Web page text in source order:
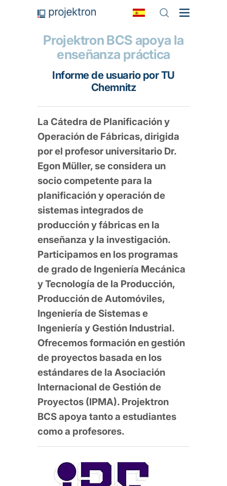
Projektron BCS apoya la
enseñanza práctica
Informe de usuario por TU
Chemnitz
La Cátedra de Planificación y
Operación de Fábricas, dirigida
por el profesor universitario Dr.
Egon Müller, se considera un
socio competente para la
planificación y operación de
sistemas integrados de
producción y fábricas en la
enseñanza y la investigación.
Participamos en los programas
de grado de Ingeniería Mecánica
y Tecnología de la Producción,
Producción de Automóviles,
Ingeniería de Sistemas e
Ingeniería y Gestión Industrial.
Ofrecemos formación en gestión
de proyectos basada en los
estándares de la Asociación
Internacional de Gestión de
Proyectos (IPMA). Projektron
BCS apoya tanto a estudiantes
como a profesores.